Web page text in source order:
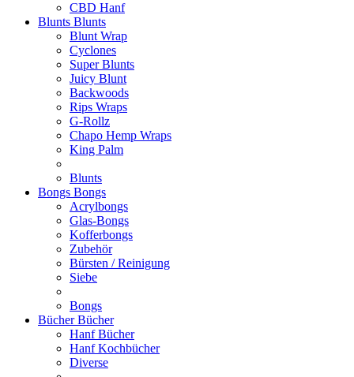
CBD Hanf
Blunts Blunts
Blunt Wrap
Cyclones
Super Blunts
Juicy Blunt
Backwoods
Rips Wraps
G-Rollz
Chapo Hemp Wraps
King Palm
Blunts
Bongs Bongs
Acrylbongs
Glas-Bongs
Kofferbongs
Zubehör
Bürsten / Reinigung
Siebe
Bongs
BücherBücher
Hanf Bücher
Hanf Kochbücher
Diverse